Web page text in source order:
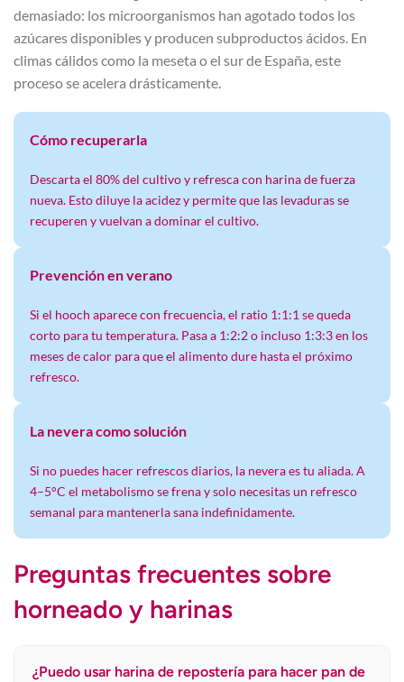
demasiado: los microorganismos han agotado todos los
azúcares disponibles y producen subproductos ácidos. En
climas cálidos como la meseta o el sur de España, este
proceso se acelera drásticamente.
Cómo recuperarla
Descarta el 80% del cultivo y refresca con harina de fuerza
nueva. Esto diluye la acidez y permite que las levaduras se
recuperen y vuelvan a dominar el cultivo.
Prevención en verano
Si el hooch aparece con frecuencia, el ratio 1:1:1 se queda
corto para tu temperatura. Pasa a 1:2:2 o incluso 1:3:3 en los
meses de calor para que el alimento dure hasta el próximo
refresco.
La nevera como solución
Si no puedes hacer refrescos diarios, la nevera es tu aliada. A
4–5°C el metabolismo se frena y solo necesitas un refresco
semanal para mantenerla sana indefinidamente.
Preguntas frecuentes sobre
horneado y harinas
¿Puedo usar harina de repostería para hacer pan de